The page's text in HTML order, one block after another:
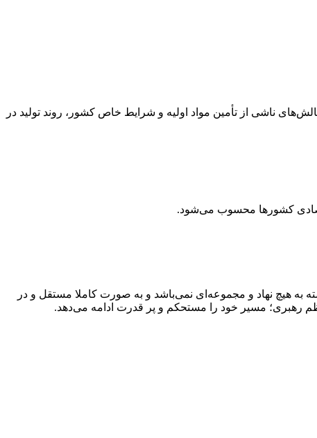
از ۹۰ درصدی برنامه تولید گندله در خردادماه ۱۴۰۵ خبر داد و گفت: با وجود چالش‌های ناشی از تأمین مواد اولیه و شرایط خاص کشور، روند تولید در
کشورها محسوب می‌شود.
به هیچ نهاد و مجموعه‌ای نمی‌‌باشد و به صورت کاملا مستقل و در
رهبری؛ مسیر خود را مستحکم و پر قدرت ادامه می‌دهد.